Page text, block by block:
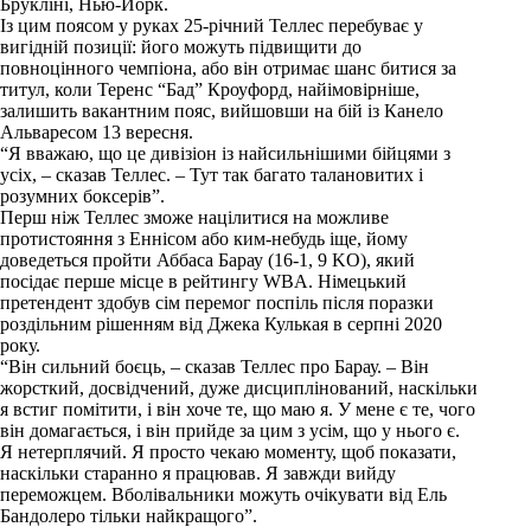
Брукліні, Нью-Йорк.
Із цим поясом у руках 25-річний Теллес перебуває у
вигідній позиції: його можуть підвищити до
повноцінного чемпіона, або він отримає шанс битися за
титул, коли Теренс “Бад” Кроуфорд, найімовірніше,
залишить вакантним пояс, вийшовши на бій із Канело
Альваресом 13 вересня.
“Я вважаю, що це дивізіон із найсильнішими бійцями з
усіх, – сказав Теллес. – Тут так багато талановитих і
розумних боксерів”.
Перш ніж Теллес зможе націлитися на можливе
протистояння з Еннісом або ким-небудь іще, йому
доведеться пройти Аббаса Барау (16-1, 9 KO), який
посідає перше місце в рейтингу WBA. Німецький
претендент здобув сім перемог поспіль після поразки
роздільним рішенням від Джека Кулькая в серпні 2020
року.
“Він сильний боєць, – сказав Теллес про Барау. – Він
жорсткий, досвідчений, дуже дисциплінований, наскільки
я встиг помітити, і він хоче те, що маю я. У мене є те, чого
він домагається, і він прийде за цим з усім, що у нього є.
Я нетерплячий. Я просто чекаю моменту, щоб показати,
наскільки старанно я працював. Я завжди вийду
переможцем. Вболівальники можуть очікувати від Ель
Бандолеро тільки найкращого”.